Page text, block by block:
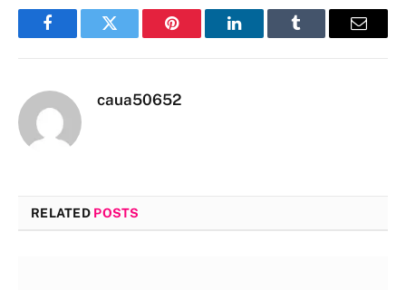
FacebookTwitter Pinterest LinkedInTumblr Email
caua50652
RELATED POSTS